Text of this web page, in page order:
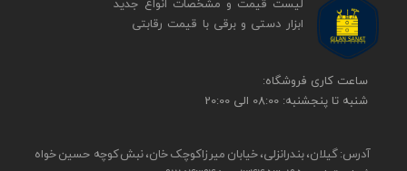
​​ساعت کاری فروشگاه:
شنبه تا پنجشنبه: 08:00 الی 20:00
آدرس: گیلان، بندرانزلی، خیابان میرزاکوچک خان، نبش کوچه حسین خواه
ابزار دستی و برقی ​​​​​​​با قیمت رقابتی